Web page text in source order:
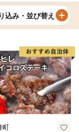
込み・並び替え
町